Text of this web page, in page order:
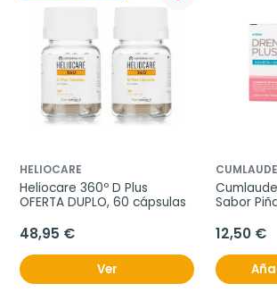
HELIOCARE
Heliocare 360º D Plus
OFERTA DUPLO, 60 cápsulas
48,95 €
Ver
Sabor
12,50 €